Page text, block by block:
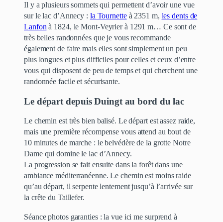
Il y a plusieurs sommets qui permettent d’avoir une vue
sur le lac d’Annecy : la Tournetteà 2351 m, les dents de
Lanfonà 1824, le Mont-Veyrier à 1291 m… Ce sont de
très belles randonnées que je vous recommande
également de faire mais elles sont simplement un peu
plus longues et plus difficiles pour celles et ceux d’entre
vous qui disposent de peu de temps et qui cherchent une
randonnée facile et sécurisante.
Le départ depuis Duingt au bord du lac
Le chemin est très bien balisé. Le départ est assez raide,
mais une première récompense vous attend au bout de
10 minutes de marche : le belvédère de la grotte Notre
Dame qui domine le lac d’Annecy.
La progression se fait ensuite dans la forêt dans une
ambiance méditerranéenne. Le chemin est moins raide
qu’au départ, il serpente lentement jusqu’à l’arrivée sur
la crête du Taillefer.
Séance photos garanties : la vue ici me surprend à